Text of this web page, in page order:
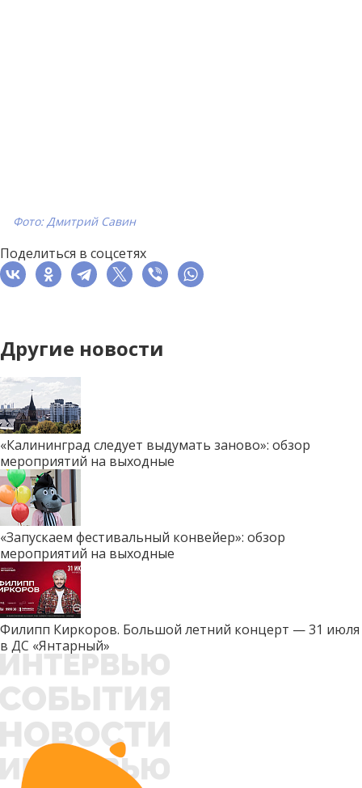
Фото: Дмитрий Савин
Поделиться в соцсетях
Другие новости
«Калининград следует выдумать заново»: обзор
мероприятий на выходные
«Запускаем фестивальный конвейер»: обзор
мероприятий на выходные
Филипп Киркоров. Большой летний концерт — 31 июля
в ДС «Янтарный»